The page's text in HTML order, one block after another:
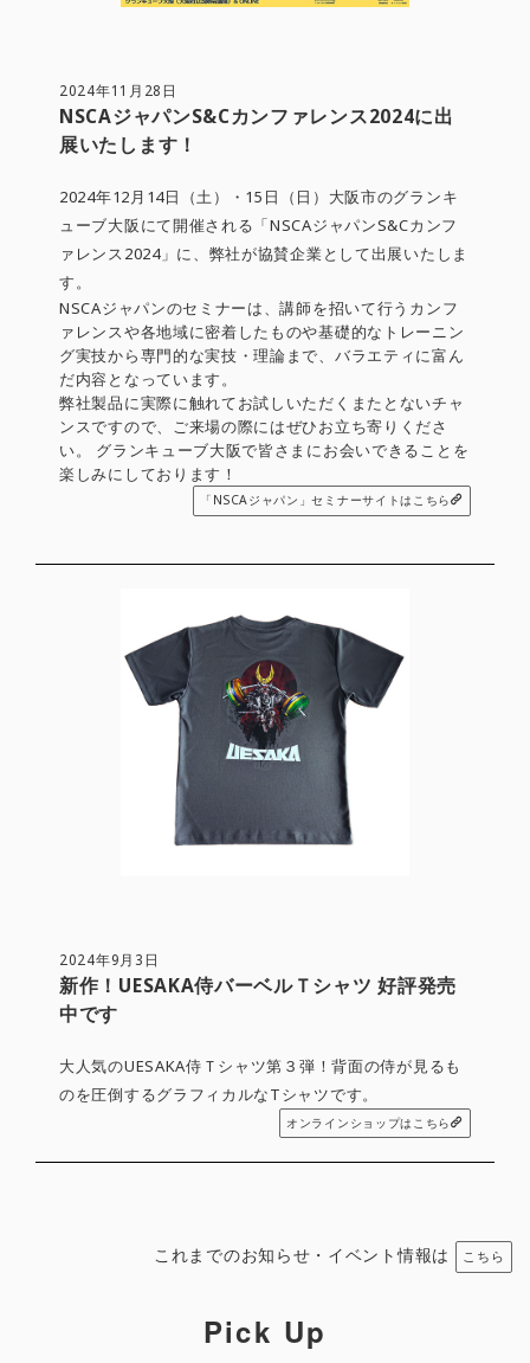
2024年11月28日
NSCAジャパンS&Cカンファレンス2024に出
展いたします！
2024年12月14日（土）・15日（日）大阪市のグランキ
ューブ大阪にて開催される「NSCAジャパンS&Cカンフ
ァレンス2024」に、弊社が協賛企業として出展いたしま
す。
NSCAジャパンのセミナーは、講師を招いて行うカンフ
ァレンスや各地域に密着したものや基礎的なトレーニン
グ実技から専門的な実技・理論まで、バラエティに富ん
だ内容となっています。
弊社製品に実際に触れてお試しいただくまたとないチャ
ンスですので、ご来場の際にはぜひお立ち寄りくださ
い。 グランキューブ大阪で皆さまにお会いできることを
楽しみにしております！
「NSCAジャパン」セミナーサイトはこちら
2024年9月3日
新作！UESAKA侍バーベルＴシャツ 好評発売
中です
大人気のUESAKA侍Ｔシャツ第３弾！背面の侍が見るも
のを圧倒するグラフィカルなTシャツです。
オンラインショップはこちら
これまでのお知らせ・イベント情報は こちら
Pick Up